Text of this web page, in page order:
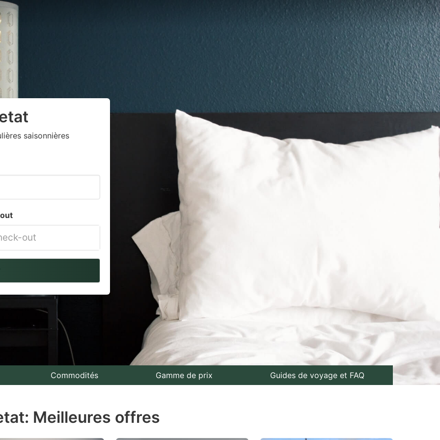
saisonnières
Commodités Gamme de prix Guides de voyage et FAQ
Meilleures offres